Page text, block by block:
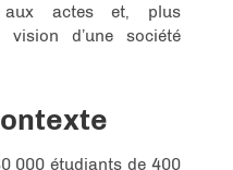
actes et, plus
vision d’une société
000 étudiants de 400